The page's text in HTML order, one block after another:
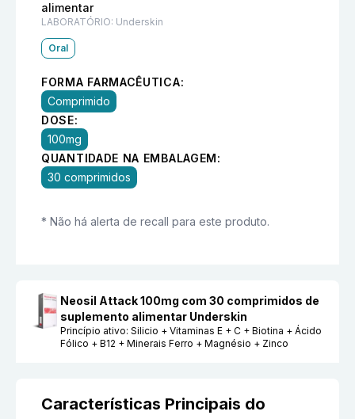
alimentar
LABORATÓRIO: Underskin
Oral
FORMA FARMACÊUTICA:
Comprimido
DOSE:
100mg
QUANTIDADE NA EMBALAGEM:
30 comprimidos
* Não há alerta de recall para este produto.
Neosil Attack 100mg com 30 comprimidos de
suplemento alimentar Underskin
Princípio ativo:Silicio + Vitaminas E + C + Biotina + Ácido
Fólico + B12 + Minerais Ferro + Magnésio + Zinco
Características Principais do